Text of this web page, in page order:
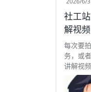
社工
解视频
每次要
务，或
讲解视